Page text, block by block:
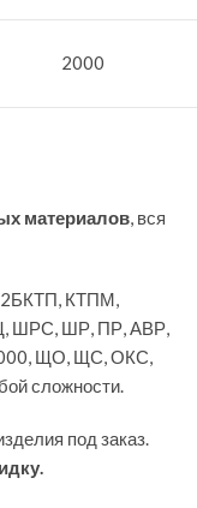
2000
материалов, вся
2БКТП, КТПМ,
ШРС, ШР, ПР, АВР,
ЩО, ЩС, ОКС,
сложности.
под заказ.